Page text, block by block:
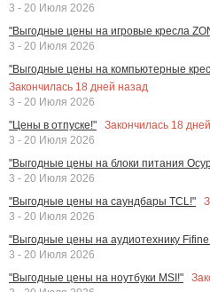
3 - 20 Июля 2026
"Выгодные цены на игровые кресла
3 - 20 Июля 2026
"Выгодные цены на компьютерные
Закончилась 18 дней назад
3 - 20 Июля 2026
"Цены в отпуске!"
Закончилась 18
3 - 20 Июля 2026
"Выгодные цены на блоки питания
3 - 20 Июля 2026
"Выгодные цены на саундбары TCL!"
3 - 20 Июля 2026
"Выгодные цены на аудиотехнику
3 - 20 Июля 2026
"Выгодные цены на ноутбуки MSI!"